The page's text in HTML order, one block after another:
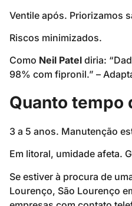
Ventile após. Priorizamos
Riscos minimizados.
Como Neil Patel diria:
98% com fipronil.” –
Quanto tempo
3 a 5 anos. Manutenção
Em litoral, umidade afeta.
Se estiver à procura de
Lourenço, São Lourenço